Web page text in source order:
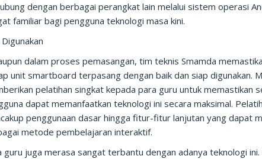
dengan berbagai perangkat lain melalui sistem operasi
familiar bagi pengguna teknologi masa kini.
dalam proses pemasangan, tim teknis Smamda
unit smartboard terpasang dengan baik dan siap digunakan.
pelatihan singkat kepada para guru untuk memastikan
dapat memanfaatkan teknologi ini secara maksimal.
penggunaan dasar hingga fitur-fitur lanjutan yang dapat
metode pembelajaran interaktif.
guru juga merasa sangat terbantu dengan adanya teknologi ini.